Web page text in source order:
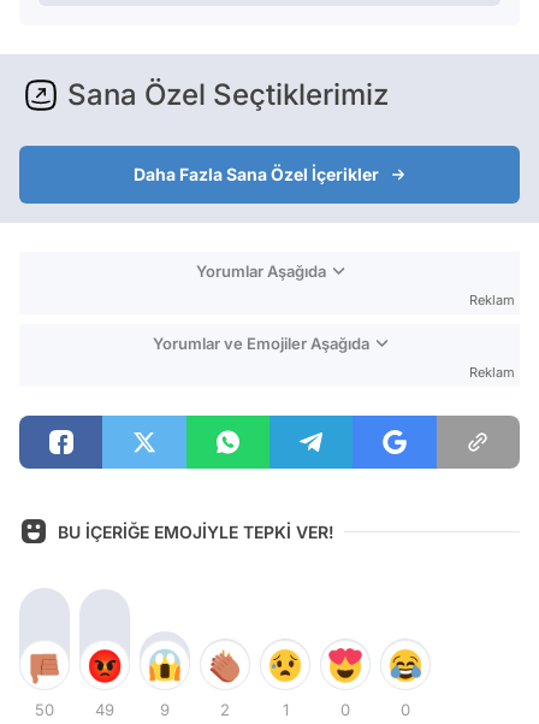
Sana Özel Seçtiklerimiz
Daha Fazla Sana Özel İçerikler
Yorumlar Aşağıda
Reklam
Yorumlar ve Emojiler Aşağıda
Reklam
BU İÇERİĞE EMOJİYLE TEPKİ VER!
50 49 9 2 1 0 0